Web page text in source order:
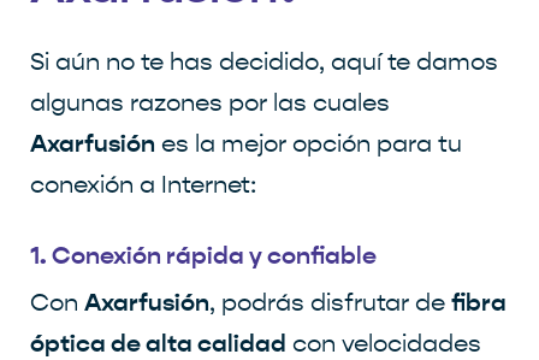
Si aún no te has decidido, aquí te damos
algunas razones por las cuales
Axarfusión es la mejor opción para tu
conexión a Internet:
1. Conexión rápida y confiable
Con Axarfusión, podrás disfrutar de fibra
óptica de alta calidad con velocidades